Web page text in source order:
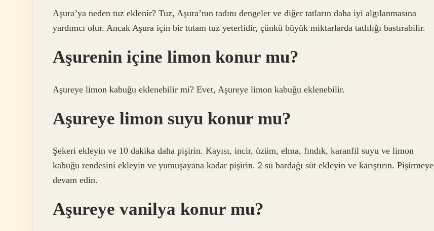
Aşura’ya neden tuz eklenir? Tuz, Aşura’nın tadını dengeler ve diğer tatların daha iyi algılanmasına
yardımcı olur. Ancak Aşura için bir tutam tuz yeterlidir, çünkü büyük miktarlarda tatlılığı bastırabilir.
Aşurenin içine limon konur mu?
Aşureye limon kabuğu eklenebilir mi? Evet, Aşureye limon kabuğu eklenebilir.
Aşureye limon suyu konur mu?
Şekeri ekleyin ve 10 dakika daha pişirin. Kayısı, incir, üzüm, elma, fındık, karanfil suyu ve limon
kabuğu rendesini ekleyin ve yumuşayana kadar pişirin. 2 su bardağı süt ekleyin ve karıştırın. Pişirmeye
devam edin.
Aşureye vanilya konur mu?